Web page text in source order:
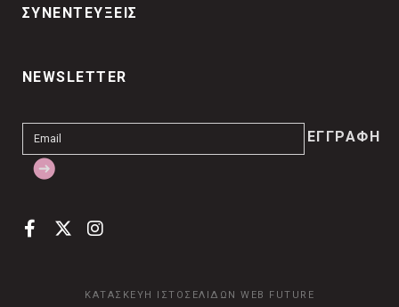
ΣΥΝΕΝΤΕΥΞΕΙΣ
NEWSLETTER
ΚΑΤΑΣΚΕΥΗ ΙΣΤΟΣΕΛΙΔΩΝ WEB FUTURE